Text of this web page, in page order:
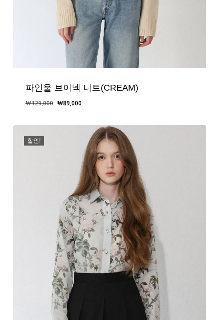
파인울 브이넥 니트(CREAM)
₩129,000 원
가
₩89,000현
가
₩89,000.
할인!